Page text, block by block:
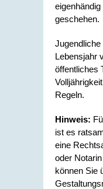
geschehen.
Lebensjahr
öffentliches
Regeln.
Hinweis:
ist es
eine
oder
können Sie